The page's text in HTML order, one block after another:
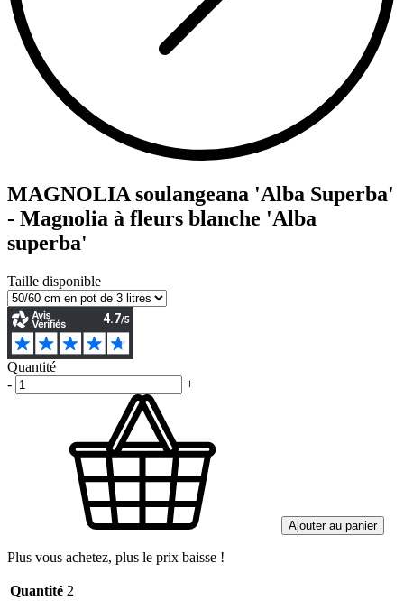
MAGNOLIA soulangeana 'Alba Superba'
- Magnolia à fleurs blanche 'Alba
superba'
Taille disponible
Quantité
-
+
Ajouter au panier
Plus vous achetez, plus le prix baisse !
Quantité 2